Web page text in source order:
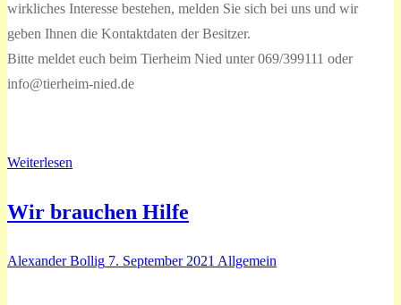
wirkliches Interesse bestehen, melden Sie sich bei uns und wir
geben Ihnen die Kontaktdaten der Besitzer.
Bitte meldet euch beim Tierheim Nied unter 069/399111 oder
info@tierheim-nied.de
Weiterlesen
Wir brauchen Hilfe
Alexander Bollig 7. September 2021 Allgemein